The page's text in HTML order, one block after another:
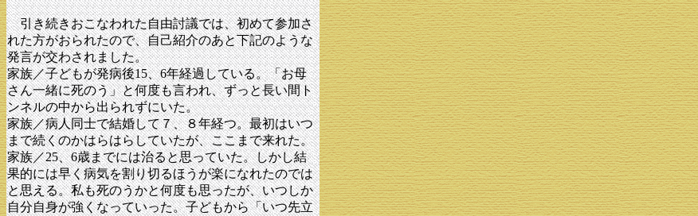
引き続きおこなわれた自由討議では、初めて参加さ
れた方がおられたので、自己紹介のあと下記のような
発言が交わされました。
家族／子どもが発病後15、6年経過している。「お母
さん一緒に死のう」と何度も言われ、ずっと長い間ト
ンネルの中から出られずにいた。
家族／病人同士で結婚して７、８年経つ。最初はいつ
まで続くのかはらはらしていたが、ここまで来れた。
家族／25、6歳までには治ると思っていた。しかし結
果的には早く病気を割り切るほうが楽になれたのでは
と思える。私も死のうかと何度も思ったが、いつしか
自分自身が強くなっていった。子どもから「いつ先立